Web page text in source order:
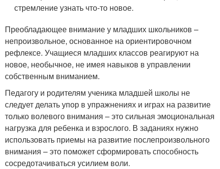
стремление узнать что-то новое.
Преобладающее внимание у младших школьников –
непроизвольное, основанное на ориентировочном
рефлексе. Учащиеся младших классов реагируют на
новое, необычное, не имея навыков в управлении
собственным вниманием.
Педагогу и родителям ученика младшей школы не
следует делать упор в упражнениях и играх на развитие
только волевого внимания – это сильная эмоциональная
нагрузка для ребенка и взрослого. В заданиях нужно
использовать приемы на развитие послепроизвольного
внимания – это поможет сформировать способность
сосредотачиваться усилием воли.